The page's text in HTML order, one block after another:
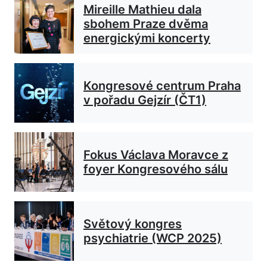
Mireille Mathieu dala
sbohem Praze dvěma
energickými koncerty
Kongresové centrum Praha
v pořadu Gejzír (ČT1)
Fokus Václava Moravce z
foyer Kongresového sálu
Světový kongres
psychiatrie (WCP 2025)